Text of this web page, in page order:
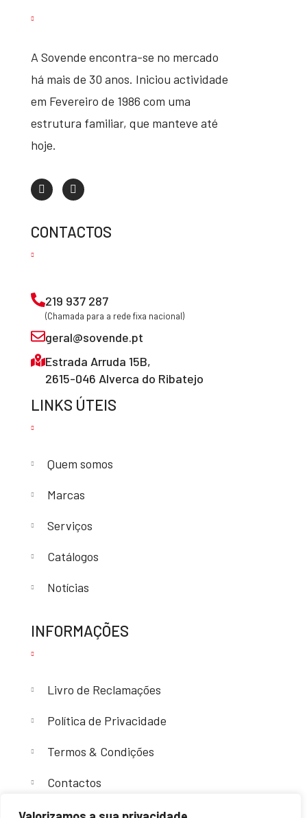
A Sovende encontra-se no mercado
há mais de 30 anos. Iniciou actividade
em Fevereiro de 1986 com uma
estrutura familiar, que manteve até
hoje.
CONTACTOS
219 937 287
(Chamada para a rede fixa nacional)
geral@sovende.pt
Estrada Arruda 15B,
2615-046 Alverca do Ribatejo
LINKS ÚTEIS
Quem somos
Marcas
Serviços
Catálogos
Notícias
INFORMAÇÕES
Livro de Reclamações
Política de Privacidade
Termos & Condições
Contactos